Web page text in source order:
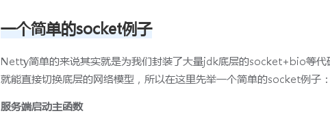
一个简单的socket例子
Netty简单的来说其实就是为我们封装了大量jdk底层的socket+bio等代
就能直接切换底层的网络模型，所以在这里先举一个简单的socket例子
服务端启动主函数